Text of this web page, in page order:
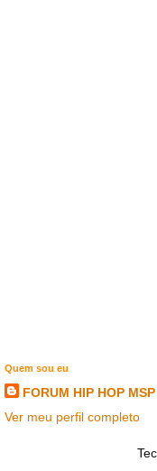
Quem sou eu
FORUM HIP HOP MSP
Ver meu perfil completo